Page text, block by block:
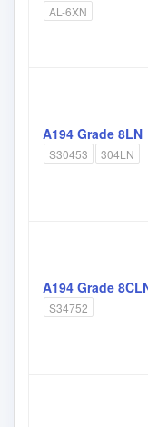
AL-6XN
A194 Grade 8LN
S30453 304LN
A194 Grade
S34752